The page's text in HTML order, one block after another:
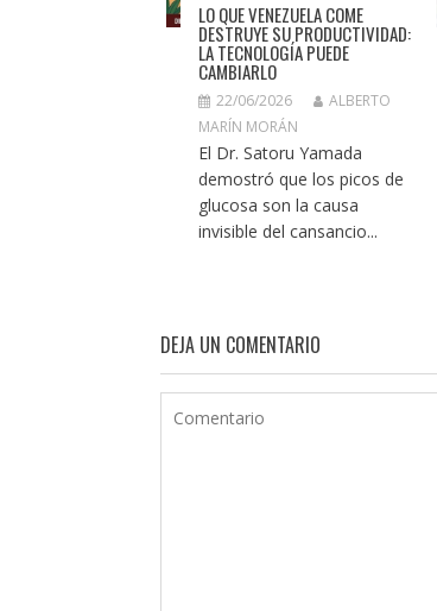
LO QUE VENEZUELA COME
DESTRUYE SU PRODUCTIVIDAD:
LA TECNOLOGÍA PUEDE
CAMBIARLO
22/06/2026
ALBERTO
MARÍN MORÁN
El Dr. Satoru Yamada
demostró que los picos de
glucosa son la causa
invisible del cansancio...
DEJA UN COMENTARIO